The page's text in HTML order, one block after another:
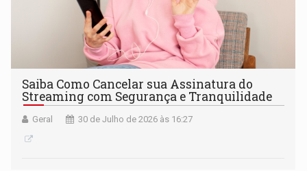
Saiba Como Cancelar sua Assinatura do
Streaming com Segurança e Tranquilidade
Geral 30 de Julho de 2026 às 16:27